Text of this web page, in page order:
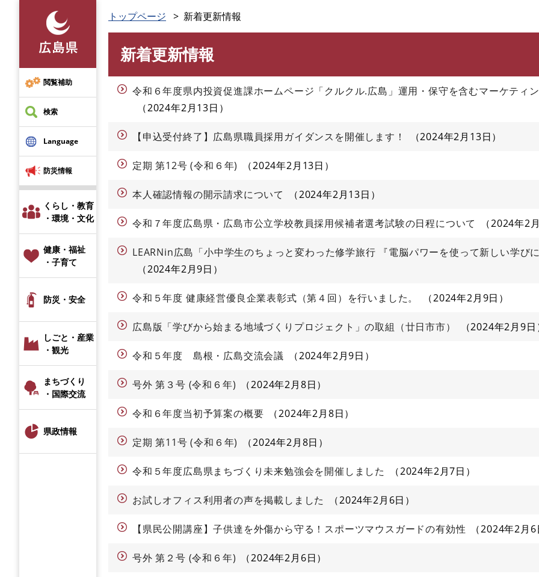
先
頭
で
す
閲覧補助
検索
Language
防災情報
くらし・教育
・環境・文化
健康・福祉
・子育て
防災・安全
しごと・産業
・観光
まちづくり
・国際交流
県政情報
トップページ 新着更新情報
新着更新情報
令和６年度県内投資促進課ホームページ「クルクル.広島」運用・保守を含むマーケティ
2024年2月13日
【申込受付終了】広島県職員採用ガイダンスを開催します！ 2024年2月13日
定期 第12号 (令和６年) 2024年2月13日
本人確認情報の開示請求について 2024年2月13日
令和７年度広島県・広島市公立学校教員採用候補者選考試験の日程について 2024年2
LEARNin広島「小中学生のちょっと変わった修学旅行 『電脳パワーを使って新しい学び
2024年2月9日
令和５年度 健康経営優良企業表彰式（第４回）を行いました。 2024年2月9日
広島版「学びから始まる地域づくりプロジェクト」の取組（廿日市市） 2024年2月9日
令和５年度 島根・広島交流会議 2024年2月9日
号外 第３号 (令和６年) 2024年2月8日
令和６年度当初予算案の概要 2024年2月8日
定期 第11号 (令和６年) 2024年2月8日
令和５年度広島県まちづくり未来勉強会を開催しました 2024年2月7日
お試しオフィス利用者の声を掲載しました 2024年2月6日
【県民公開講座】子供達を外傷から守る！スポーツマウスガードの有効性 2024年2月6
号外 第２号 (令和６年) 2024年2月6日